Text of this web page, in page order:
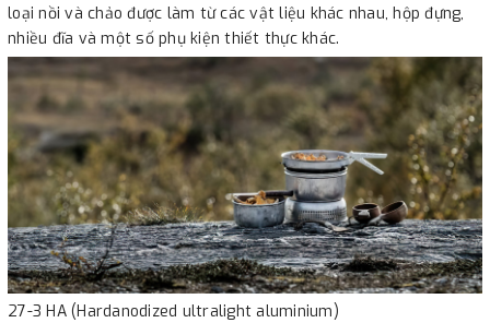
loại nồi và chảo được làm từ các vật liệu khác nhau, hộp đựng,
nhiều đĩa và một số phụ kiện thiết thực khác.
27-3 HA (Hardanodized ultralight aluminium)